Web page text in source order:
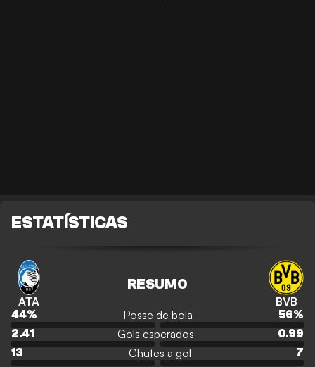
ESTATÍSTICAS
ATA
RESUMO
BVB
44% Posse de bola 56%
2.41
Gols esperados
0.99
13
Chutes a gol
7